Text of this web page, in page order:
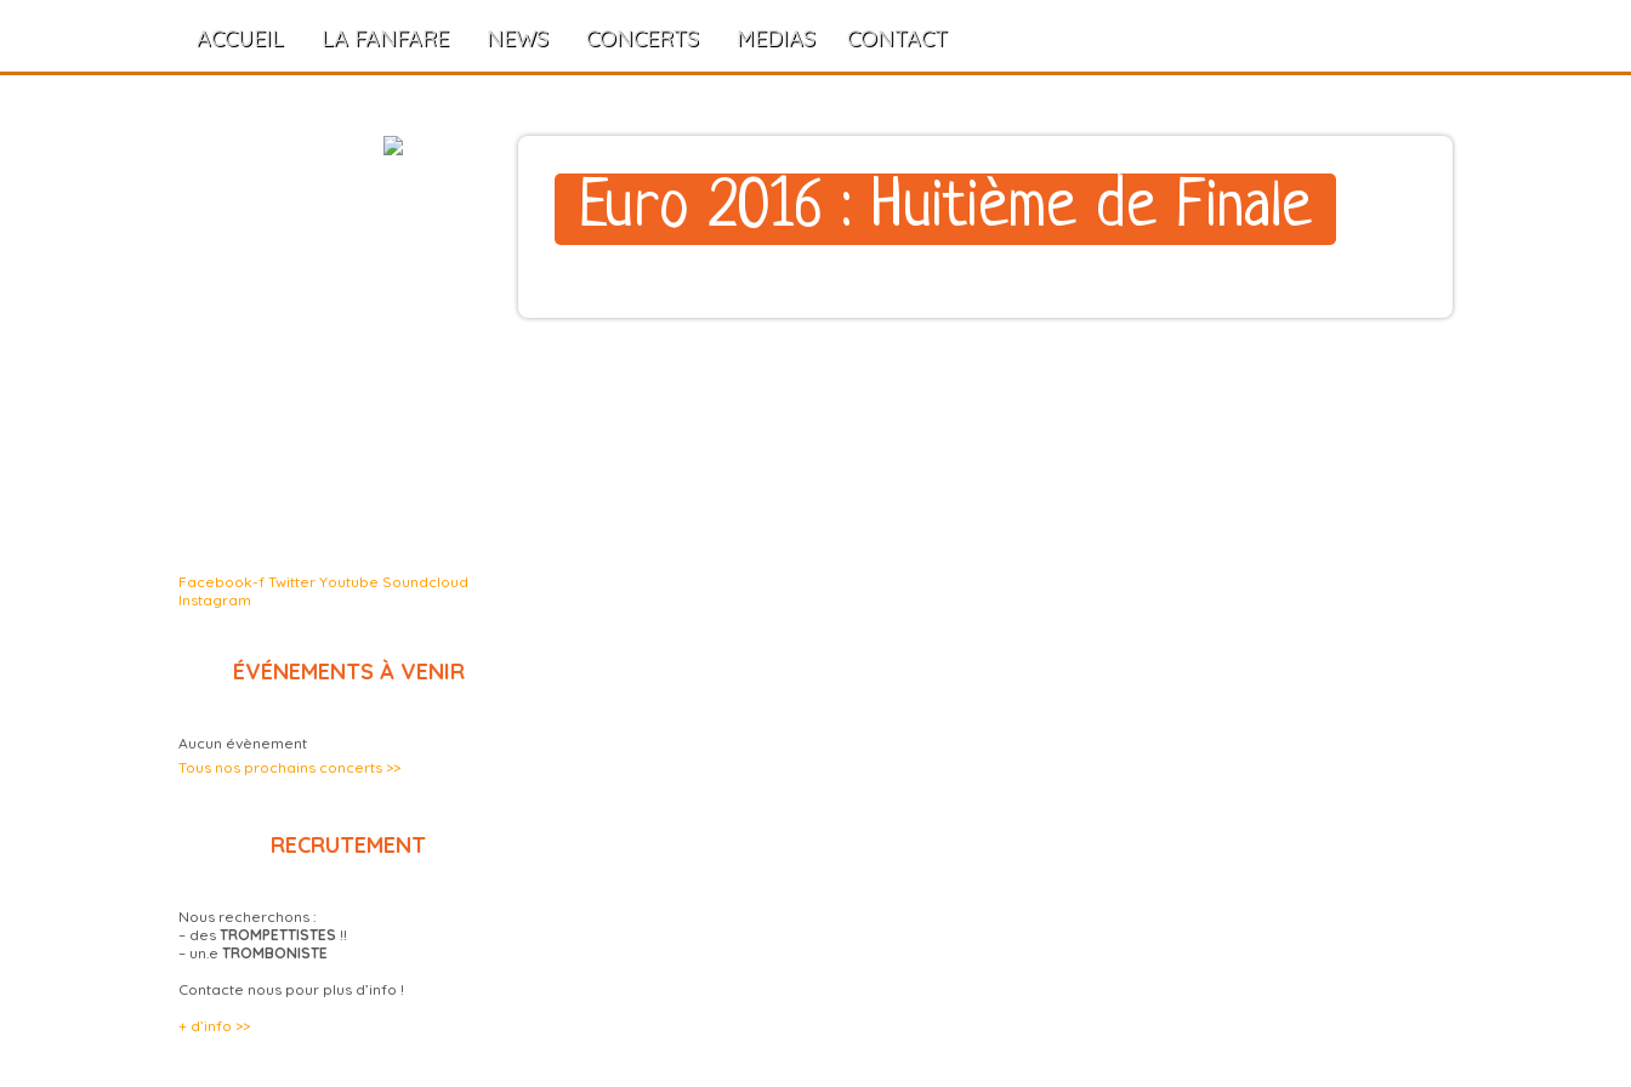
ACCUEIL LA FANFARE NEWS CONCERTS MEDIAS CONTACT
Facebook-f Twitter Youtube Soundcloud
Instagram
ÉVÉNEMENTS À VENIR
Aucun évènement
Tous nos prochains concerts >>
RECRUTEMENT
Nous recherchons :
– des TROMPETTISTES !!
– un.e TROMBONISTE
Contacte nous pour plus d’info !
+ d’info >>
Euro 2016 : Huitième de Finale